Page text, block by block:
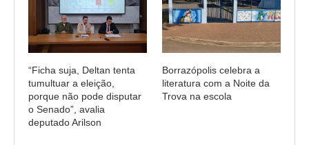
“Ficha suja, Deltan tenta
tumultuar a eleição,
porque não pode disputar
o Senado”, avalia
deputado Arilson
Borrazópolis celebra a
literatura com a Noite da
Trova na escola